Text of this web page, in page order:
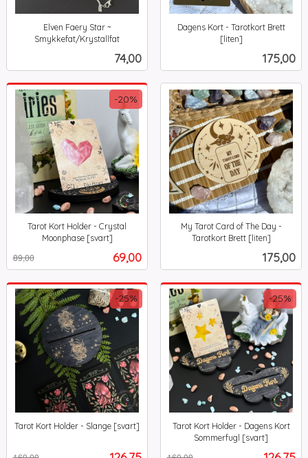
Elven Faery Star ~
Smykkefat/Krystallfat
Pris
74,00
Dagens Kort - Tarotkort Brett
[liten]
Pris
175,00
Tarot Kort Holder - Crystal
Moonphase [svart]
Tilbud
69,00
89,00
-20%
mva.
My Tarot Card of The Day -
Tarotkort Brett [liten]
Pris
175,00
Tarot Kort Holder - Slange [svart]
-25%
Tarot Kort Holder - Dagens Kort
Sommerfugl [svart]
-25%